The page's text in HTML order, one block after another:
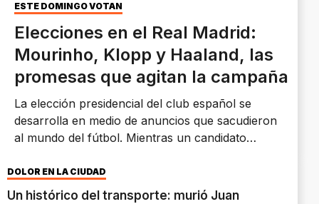
ESTE DOMINGO VOTAN
Elecciones en el Real Madrid:
Mourinho, Klopp y Haaland, las
promesas que agitan la campaña
La elección presidencial del club español se
desarrolla en medio de anuncios que sacudieron
al mundo del fútbol. Mientras un candidato
por Klopp y refuerzos de jerarquía internacional.
DOLOR EN LA CIUDAD
Un histórico del transporte: murió Juan